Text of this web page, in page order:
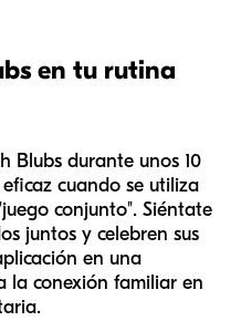
en tu rutina
Blubs durante unos 10
cuando se utiliza
conjunto". Siéntate
juntos y celebren sus
en una
la conexión familiar en